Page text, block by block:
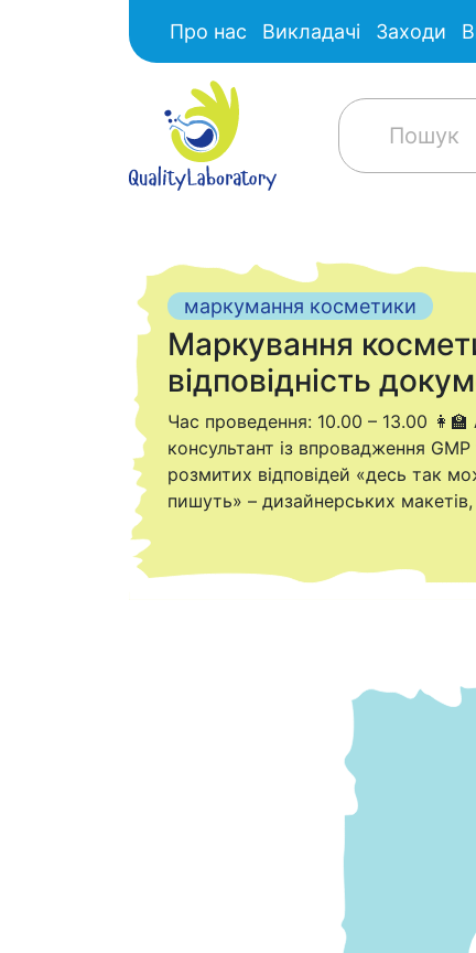
Про нас Викладачі Заходи
маркумання косметики
Маркування
відповідність
Час проведення: 10.00 – 13.00 👩‍🏫
консультант із впровадження
розмитих відповідей «десь так
пишуть» – дизайнерських